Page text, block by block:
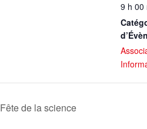
9 h 00
Fête de la science